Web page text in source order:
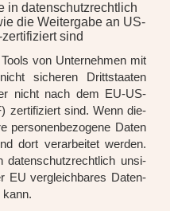
in datenschutzrechtlich
die Weitergabe an US-
sind
von Unter­neh­men mit
siche­ren Dritt­staa­ten
nicht nach dem EU-US-
zer­ti­fi­ziert sind. Wenn die­
per­so­nen­be­zo­ge­ne Daten
dort ver­ar­bei­tet wer­den.
daten­schutz­recht­lich unsi­
EU ver­gleich­ba­res Daten­